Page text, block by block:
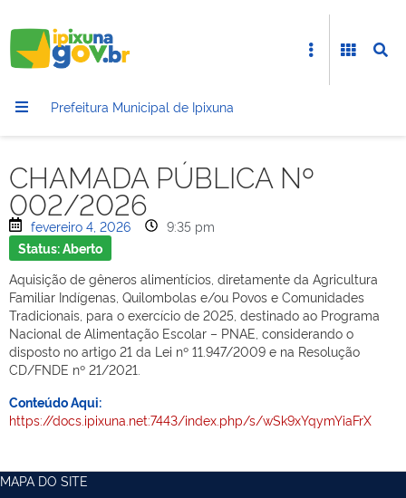
Prefeitura Municipal de Ipixuna
CHAMADA PÚBLICA Nº
002/2026
fevereiro 4, 2026
9:35 pm
Status: Aberto
Aquisição de gêneros alimentícios, diretamente da Agricultura
Familiar Indígenas, Quilombolas e/ou Povos e Comunidades
Tradicionais, para o exercício de 2025, destinado ao Programa
Nacional de Alimentação Escolar – PNAE, considerando o
disposto no artigo 21 da Lei nº 11.947/2009 e na Resolução
CD/FNDE nº 21/2021.
Conteúdo Aqui:
https://docs.ipixuna.net:7443/index.php/s/wSk9xYqymYiaFrX
MAPA DO SITE